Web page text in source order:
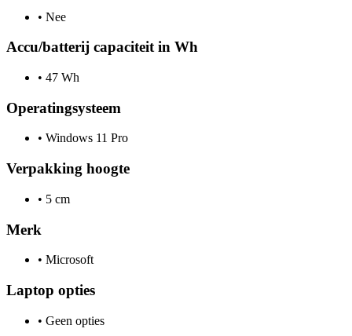
• Nee
Accu/batterij capaciteit in Wh
• 47 Wh
Operatingsysteem
• Windows 11 Pro
Verpakking hoogte
• 5 cm
Merk
• Microsoft
Laptop opties
• Geen opties